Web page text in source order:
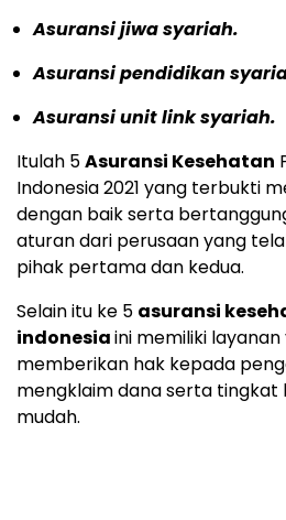
Asuransi jiwa syariah.
Asuransi pendidikan
Asuransi unit link syariah.
Itulah 5Asuransi Kesehatan
Indonesia 2021 yang terbukti
dengan baik serta
aturan dari perusaan yang
pihak pertama dan kedua.
Selain itu ke 5 asuransi
indonesiaini memiliki
memberikan hak kepada
mengklaim dana serta tingkat
mudah.